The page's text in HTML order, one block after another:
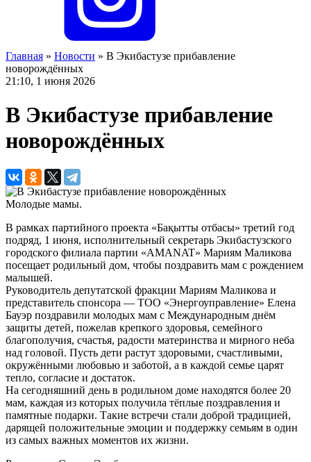
Главная » Новости » В Экибастузе прибавление
новорождённых
21:10, 1 июня 2026
В Экибастузе прибавление
новорождённых
Молодые мамы.
В рамках партийного проекта «Бақытты отбасы» третий год
подряд, 1 июня, исполнительный секретарь Экибастузского
городского филиала партии «AMANAT» Мариям Маликова
посещает родильный дом, чтобы поздравить мам с рождением
малышей.
Руководитель депутатской фракции Мариям Маликова и
представитель спонсора — ТОО «Энергоуправление» Елена
Бауэр поздравили молодых мам с Международным днём
защиты детей, пожелав крепкого здоровья, семейного
благополучия, счастья, радости материнства и мирного неба
над головой. Пусть дети растут здоровыми, счастливыми,
окружёнными любовью и заботой, а в каждой семье царят
тепло, согласие и достаток.
На сегодняшний день в родильном доме находятся более 20
мам, каждая из которых получила тёплые поздравления и
памятные подарки. Такие встречи стали доброй традицией,
дарящей положительные эмоции и поддержку семьям в один
из самых важных моментов их жизни.